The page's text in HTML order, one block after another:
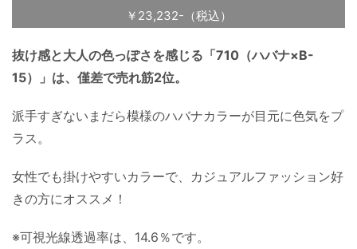
￥23,232-（税込）
抜け感と大人の色っぽさを感じる「710（ハバナ×B-
15）」は、僅差で売れ筋2位。
派手すぎないまだら模様のハバナカラーが目元に色気をプ
ラス。
女性でも掛けやすいカラーで、カジュアルファッション好
きの方にオススメ！
※可視光線透過率は、14.6％です。